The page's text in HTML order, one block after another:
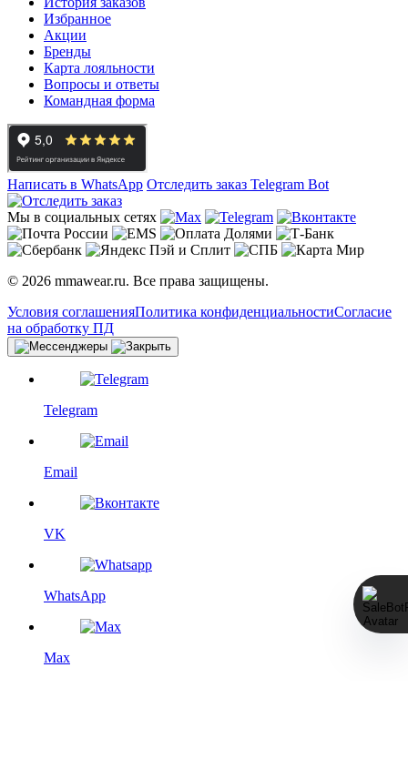
Избранное
Акции
Бренды
Карта лояльности
Вопросы и ответы
Командная форма
Написать в WhatsApp Отследить заказ Telegram Bot
Мы в социальных сетях
© 2026 mmawear.ru. Все права защищены.
Условия соглашенияПолитика конфиденциальностиСогласие
на обработку ПД
Telegram
Email
VK
WhatsApp
Max